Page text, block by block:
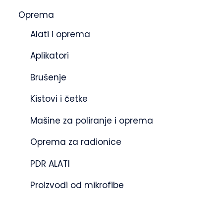
Oprema
Alati i oprema
Aplikatori
Brušenje
Kistovi i četke
Mašine za poliranje i oprema
Oprema za radionice
PDR ALATI
Proizvodi od mikrofibe